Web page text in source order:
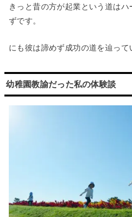
きっと昔の方が起業という道は
ずです。
にも彼は諦めず成功の道を辿って
幼稚園教諭だった私の体験談